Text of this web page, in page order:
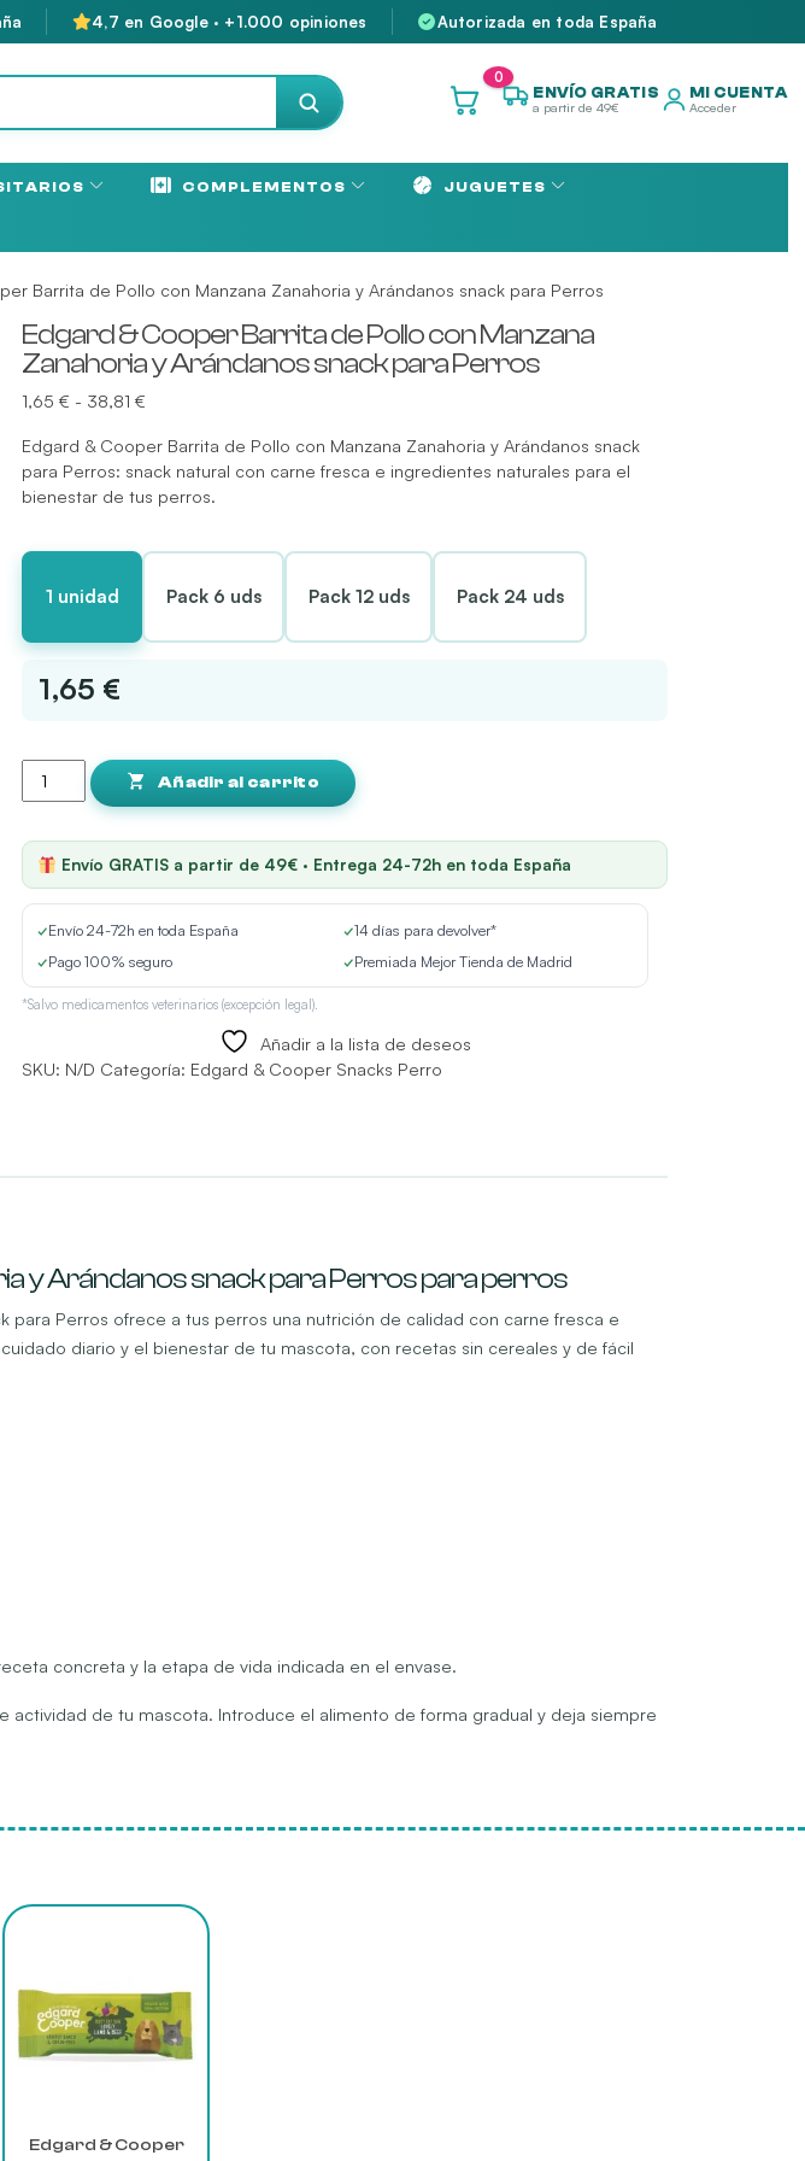
4,7 en Google · +1.000 opiniones Autorizada en toda España
0
ENVÍO GRATIS
a partir de 49€
MI CUENTA
Acceder
COMPLEMENTOS JUGUETES
Barrita de Pollo con Manzana Zanahoria y Arándanos snack para Perros
Edgard & Cooper Barrita de Pollo con Manzana
Zanahoria y Arándanos snack para Perros
1,65€ - 38,81€
precios:
desde
1,65 €
38,81 €
Edgard & Cooper Barrita de Pollo con Manzana Zanahoria y Arándanos snack
para Perros: snack natural con carne fresca e ingredientes naturales para el
bienestar de tus perros.
1 unidad Pack 6 uds Pack 12 uds Pack 24 uds
1,65 €
Cooper
de
Pollo
con
Manzana
Zanahoria
y
Arándanos
Perros
Añadir al carrito
Envío GRATIS a partir de 49€ · Entrega 24-72h en toda España
✓Envío 24-72h en toda España ✓14 días para devolver*
✓Pago 100% seguro ✓Premiada Mejor Tienda de Madrid
*Salvo medicamentos veterinarios (excepción legal).
Añadir a la lista de deseos
SKU: N/D Categoría: Edgard & Cooper Snacks Perro
y Arándanos snack para Perros para perros
para Perros ofrece a tus perros una nutrición de calidad con carne fresca e
diario y el bienestar de tu mascota, con recetas sin cereales y de fácil
concreta y la etapa de vida indicada en el envase.
actividad de tu mascota. Introduce el alimento de forma gradual y deja siempre
Edgard & Cooper
tiene
múltiples
variantes.
pueden